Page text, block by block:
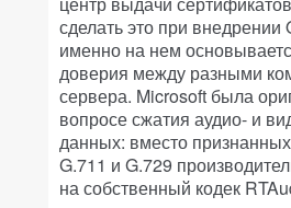
сделать это при внедрении
именно на нем
доверия между разными
сервера. Microsoft была
вопросе сжатия аудио- и
данных: вместо
G.711 и G.729
на собственный кодек